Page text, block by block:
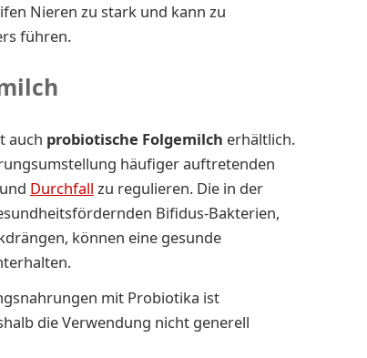
Nieren zu stark und kann zu
führen.
auch probiotische Folgemilch erhältlich.
häufiger auftretenden
und Durchfall zu regulieren. Die in der
Bifidus-Bakterien,
können eine gesunde
mit Probiotika ist
die Verwendung nicht generell